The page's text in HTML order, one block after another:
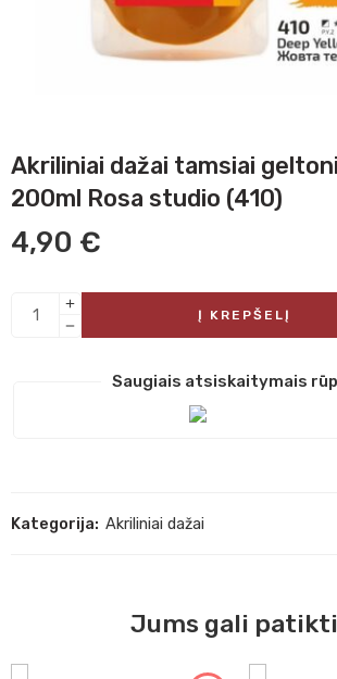
Akriliniai dažai tamsiai geltoni
200ml Rosa studio (410)
4,90 €
Į KREPŠELĮ
Saugiais atsiskaitymais
Kategorija: Akriliniai dažai
Jums gali